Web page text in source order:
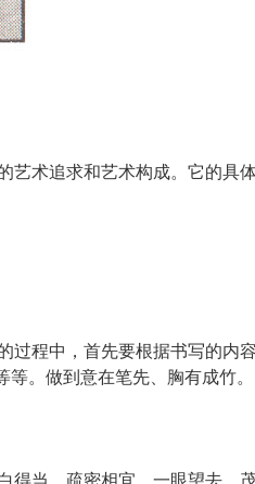
术追求和艺术构成。它的具
程中，首先要根据书写的内
。做到意在笔先、胸有成竹。
当，疏密相宜，一眼望去，